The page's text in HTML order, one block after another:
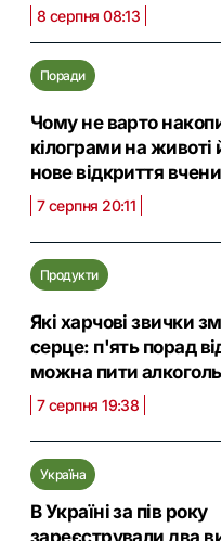
8 серпня 08:13
Поради
Чому не варто
кілограми на животі
нове відкриття
7 серпня 20:11
Продукти
Які харчові звички
серце: п'ять порад
можна пити
7 серпня 19:38
Україна
В Україні за пів року
зареєстрували два